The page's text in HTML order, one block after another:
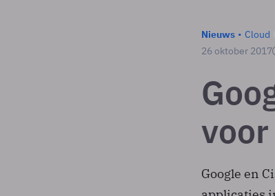
Nieuws
Cloud
26 oktober 2017
Google en